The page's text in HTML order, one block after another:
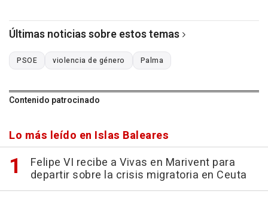
Últimas noticias sobre estos temas
PSOE violencia de género Palma
Contenido patrocinado
Lo más leído en Islas Baleares
Felipe VI recibe a Vivas en Marivent para
departir sobre la crisis migratoria en Ceuta